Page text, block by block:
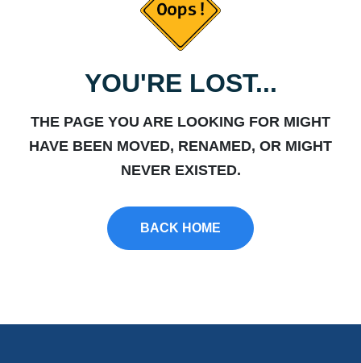
YOU'RE LOST...
THE PAGE YOU ARE LOOKING FOR MIGHT
HAVE BEEN MOVED, RENAMED, OR MIGHT
NEVER EXISTED.
BACK HOME